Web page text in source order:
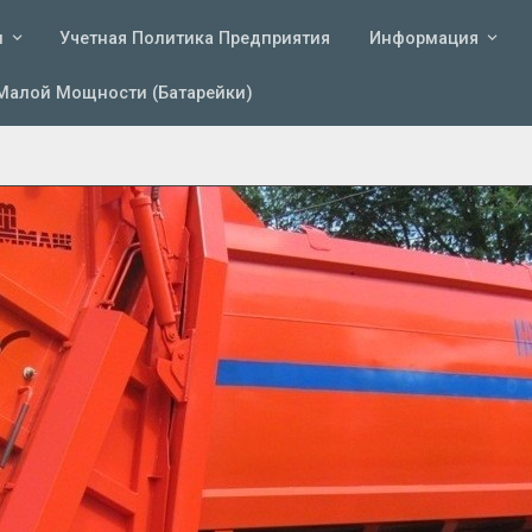
Учетная Политика Предприятия Информация
Мощности (батарейки)